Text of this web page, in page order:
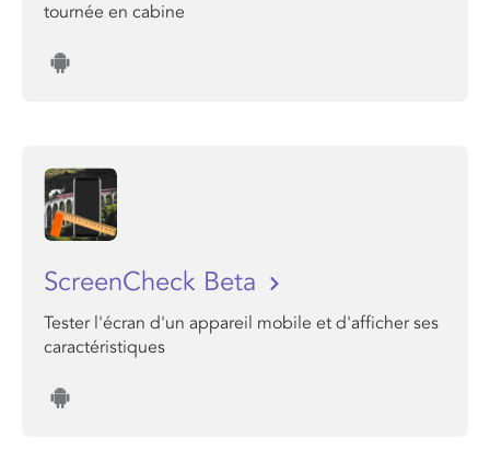
tournée en cabine
ScreenCheck Beta
Tester l'écran d'un appareil mobile et d'afficher ses
caractéristiques